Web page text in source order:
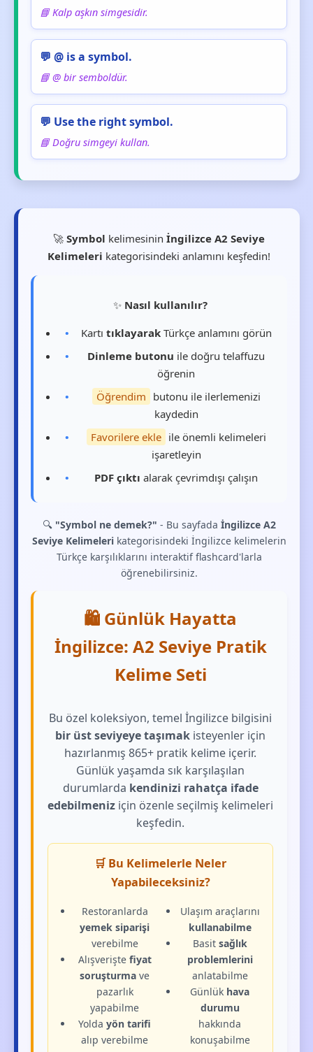
📘 Kalp aşkın simgesidir.
💬 @ is a symbol.
📘 @ bir semboldür.
💬 Use the right symbol.
📘 Doğru simgeyi kullan.
🚀Symbol kelimesininİngilizce A2 Seviye
Kelimeleri kategorisindeki anlamını keşfedin!
✨ Nasıl kullanılır?
Kartı tıklayarakTürkçe anlamını görün
Dinleme butonu ile doğru telaffuzu
öğrenin
Öğrendim butonu ile ilerlemenizi
kaydedin
Favorilere ekle ile önemli kelimeleri
işaretleyin
PDF çıktı alarak çevrimdışı çalışın
🔍 "Symbol ne demek?" - Bu sayfada İngilizce A2
Seviye Kelimelerikategorisindeki İngilizce kelimelerin
Türkçe karşılıklarını interaktif flashcard'larla
öğrenebilirsiniz.
🛍️ Günlük Hayatta
İngilizce: A2 Seviye Pratik
Kelime Seti
Bu özel koleksiyon, temel İngilizce bilgisini
bir üst seviyeye taşımak isteyenler için
hazırlanmış 865+ pratik kelime içerir.
Günlük yaşamda sık karşılaşılan
durumlarda kendinizi rahatça ifade
edebilmeniz için özenle seçilmiş kelimeleri
keşfedin.
🛒 Bu Kelimelerle Neler
Yapabileceksiniz?
Restoranlarda
yemek siparişi
verebilme
Alışverişte fiyat
soruşturma ve
pazarlık
yapabilme
Yoldayön tarifi
alıp verebilme
Ulaşım araçlarını
kullanabilme
Basit sağlık
problemlerini
anlatabilme
Günlük hava
durumu
hakkında
konuşabilme